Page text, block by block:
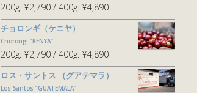
200g: ¥2,790 400g: ¥4,890
チョロンギ（ケニヤ）
Chorongi ”KENYA”
200g: ¥2,790 400g: ¥4,890
ロス・サントス （グアテマラ）
Los Santos ”GUATEMALA”